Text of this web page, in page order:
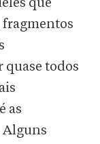
que
fragmentos
quase todos
as
Alguns